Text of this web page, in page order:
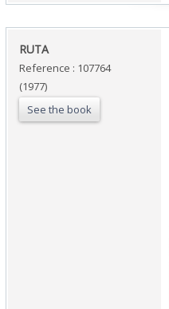
‎RUTA ‎
Reference : 107764
(1977)
See the book